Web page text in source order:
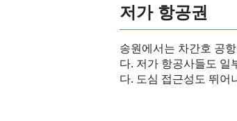
저가 항공권
송원에서는 차간호 공
다. 저가 항공사들도 일
다. 도심 접근성도 뛰어